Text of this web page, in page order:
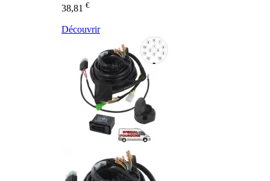
38,81 €
Découvrir